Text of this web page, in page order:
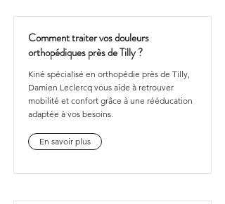
Comment traiter vos douleurs
orthopédiques près de Tilly ?
Kiné spécialisé en orthopédie près de Tilly,
Damien Leclercq vous aide à retrouver
mobilité et confort grâce à une rééducation
adaptée à vos besoins.
En savoir plus